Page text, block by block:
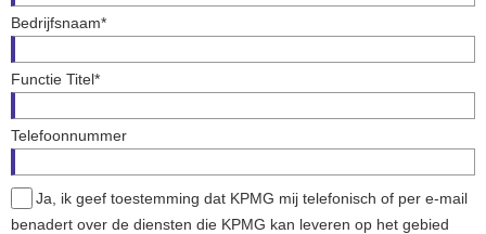
Bedrijfsnaam*
Functie Titel*
Telefoonnummer
Ja, ik geef toestemming dat KPMG mij telefonisch of per e-mail
benadert over de diensten die KPMG kan leveren op het gebied